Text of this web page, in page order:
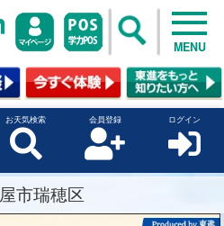
MENU
お天気検索 会員登録 ログイン
市瑞穂区